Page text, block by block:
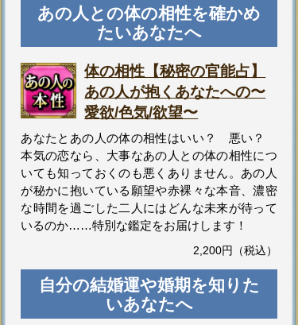
あの人との体の相性を確かめ
たいあなたへ
体の相性【秘密の官能占】
あの人が抱くあなたへの〜
愛欲/色気/欲望〜
あなたとあの人の体の相性はいい？ 悪い？
本気の恋なら、大事なあの人との体の相性につ
いても知っておくのも悪くありません。あの人
が秘かに抱いている願望や赤裸々な本音、濃密
な時間を過ごした二人にはどんな未来が待って
いるのか……特別な鑑定をお届けします！
2,200円（税込）
自分の結婚運や婚期を知りた
いあなたへ